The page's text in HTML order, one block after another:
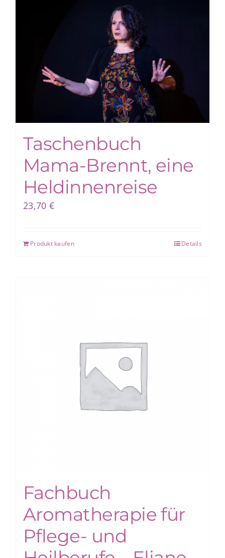
Taschenbuch
Mama-Brennt, eine
Heldinnenreise
23,70 €
Produkt kaufen Details
Fachbuch
Aromatherapie für
Pflege- und